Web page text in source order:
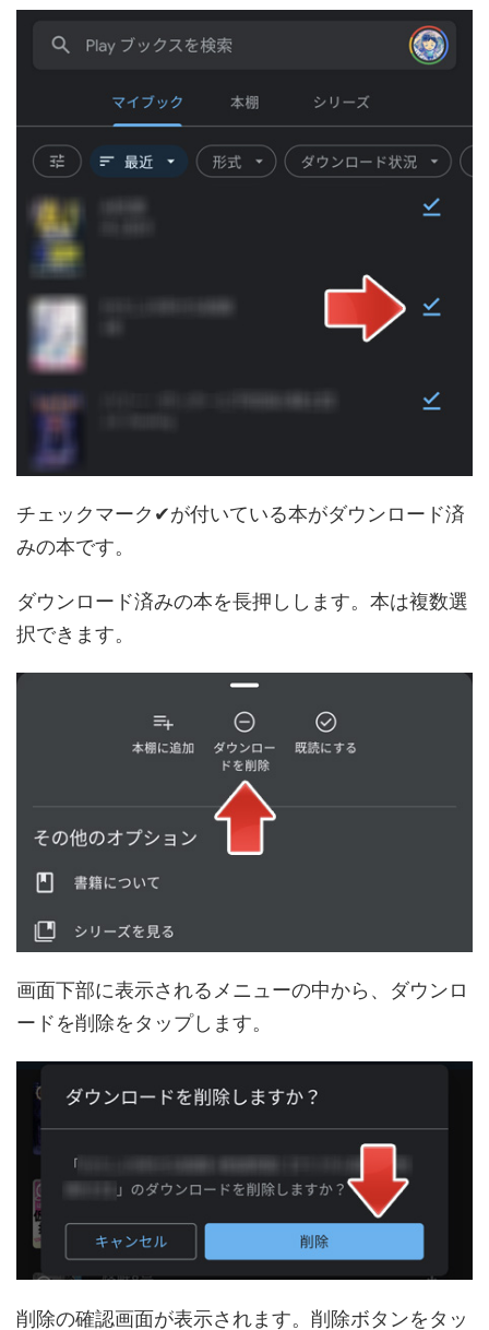
チェックマーク✔が付いている本がダウンロード済
みの本です。
ダウンロード済みの本を長押しします。本は複数選
択できます。
画面下部に表示されるメニューの中から、ダウンロ
ードを削除をタップします。
削除の確認画面が表示されます。削除ボタンをタッ